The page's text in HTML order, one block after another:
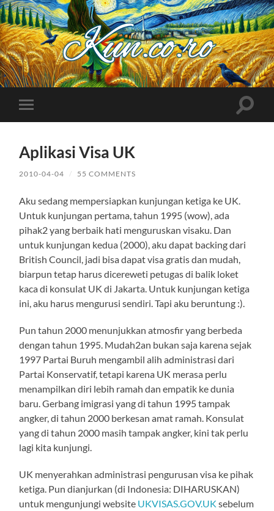
Kuncoro++
Toggle
mobile
Toggle
Aplikasi Visa UK
2010-04-04 / 55 COMMENTS
Aku sedang mempersiapkan kunjungan ketiga ke UK.
Untuk kunjungan pertama, tahun 1995 (wow), ada
pihak2 yang berbaik hati menguruskan visaku. Dan
untuk kunjungan kedua (2000), aku dapat backing dari
British Council, jadi bisa dapat visa gratis dan mudah,
biarpun tetap harus dicereweti petugas di balik loket
kaca di konsulat UK di Jakarta. Untuk kunjungan ketiga
ini, aku harus mengurusi sendiri. Tapi aku beruntung :).
Pun tahun 2000 menunjukkan atmosfir yang berbeda
dengan tahun 1995. Mudah2an bukan saja karena sejak
1997 Partai Buruh mengambil alih administrasi dari
Partai Konservatif, tetapi karena UK merasa perlu
menampilkan diri lebih ramah dan empatik ke dunia
baru. Gerbang imigrasi yang di tahun 1995 tampak
angker, di tahun 2000 berkesan amat ramah. Konsulat
yang di tahun 2000 masih tampak angker, kini tak perlu
lagi kita kunjungi.
UK menyerahkan administrasi pengurusan visa ke pihak
ketiga. Pun dianjurkan (di Indonesia: DIHARUSKAN)
untuk mengunjungi website UKVISAS.GOV.UK sebelum